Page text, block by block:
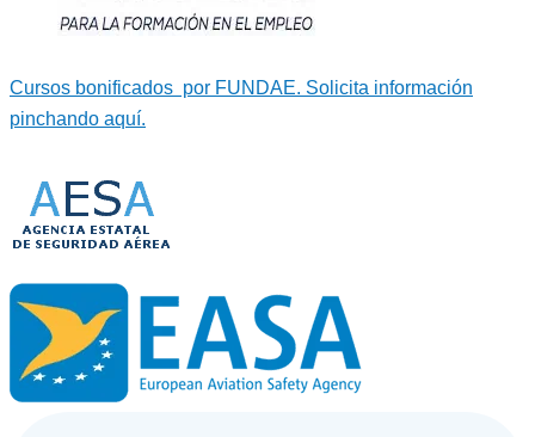
Cursos bonificados por FUNDAE. Solicita información
pinchando aquí.